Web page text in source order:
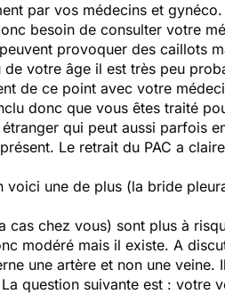
par vos médecins et gynéco.
besoin de consulter votre
provoquer des caillots
votre âge il est très peu
de ce point avec votre
donc que vous êtes traité
qui peut aussi parfois
Le retrait du PAC a
une de plus (la bride
cas chez vous) sont plus à
modéré mais il existe. A
une artère et non une
question suivante est : votre